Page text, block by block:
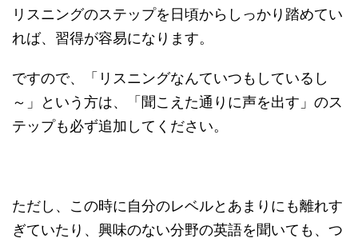
リスニングのステップを日頃からしっかり踏めてい
れば、習得が容易になります。
ですので、「リスニングなんていつもしているし
～」という方は、「聞こえた通りに声を出す」のス
テップも必ず追加してください。
ただし、この時に自分のレベルとあまりにも離れす
ぎていたり、興味のない分野の英語を聞いても、つ